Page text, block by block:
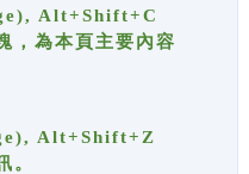
Alt+Shift+C
為本頁主要內容
Alt+Shift+Z
。